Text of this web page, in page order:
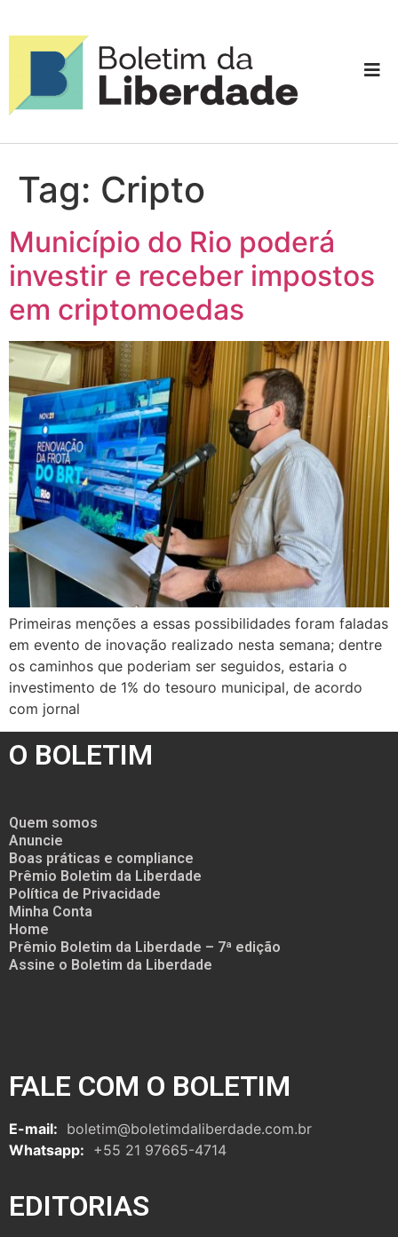
Tag: Cripto
Município do Rio poderá
investir e receber impostos
em criptomoedas
Primeiras menções a essas possibilidades foram faladas
em evento de inovação realizado nesta semana; dentre
os caminhos que poderiam ser seguidos, estaria o
investimento de 1% do tesouro municipal, de acordo
com jornal
O BOLETIM
Quem somos
Anuncie
Boas práticas e compliance
Prêmio Boletim da Liberdade
Política de Privacidade
Minha Conta
Home
Prêmio Boletim da Liberdade – 7ª edição
Assine o Boletim da Liberdade
FALE COM O BOLETIM
E-mail: boletim@boletimdaliberdade.com.br
Whatsapp: +55 21 97665-4714
EDITORIAS